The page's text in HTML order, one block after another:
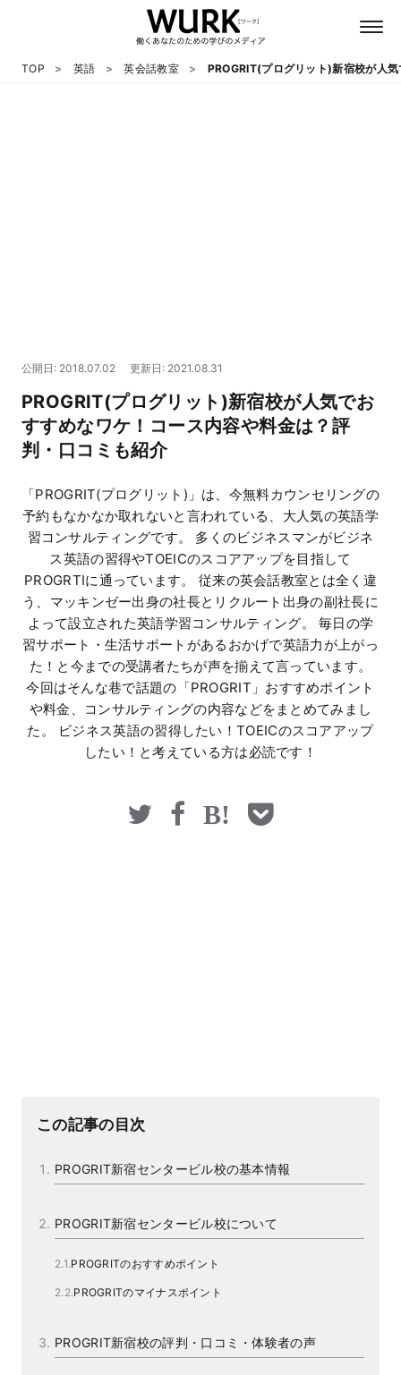
マネー
TOP 英語 英会話教室 PROGRIT(プログリット)新宿校が人
公開日: 2018.07.02 更新日: 2021.08.31
PROGRIT(プログリット)新宿校が人気でお
すすめなワケ！コース内容や料金は？評
判・口コミも紹介
「PROGRIT(プログリット)」は、今無料カウンセリングの
予約もなかなか取れないと言われている、大人気の英語学
習コンサルティングです。 多くのビジネスマンがビジネ
ス英語の習得やTOEICのスコアアップを目指して
PROGRTIに通っています。 従来の英会話教室とは全く違
う、マッキンゼー出身の社長とリクルート出身の副社長に
よって設立された英語学習コンサルティング。 毎日の学
習サポート・生活サポートがあるおかげで英語力が上がっ
た！と今までの受講者たちが声を揃えて言っています。
今回はそんな巷で話題の「PROGRIT」おすすめポイント
や料金、コンサルティングの内容などをまとめてみまし
た。 ビジネス英語の習得したい！TOEICのスコアアップ
したい！と考えている方は必読です！
この記事の目次
PROGRIT新宿センタービル校の基本情報
PROGRIT新宿センタービル校について
PROGRITのおすすめポイント
PROGRITのマイナスポイント
PROGRIT新宿校の評判・口コミ・体験者の声